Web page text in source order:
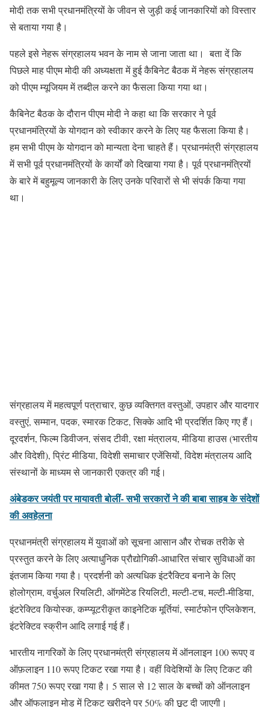
मोदी तक सभी प्रधानमंत्रियों के जीवन से जुड़ी कई जानकारियों को विस्तार
से बताया गया है।
पहले इसे नेहरू संग्रहालय भवन के नाम से जाना जाता था। बता दें कि
पिछले माह पीएम मोदी की अध्यक्षता में हुई कैबिनेट बैठक में नेहरू संग्रहालय
को पीएम म्यूजियम में तब्दील करने का फैसला किया गया था।
कैबिनेट बैठक के दौरान पीएम मोदी ने कहा था कि सरकार ने पूर्व
प्रधानमंत्रियों के योगदान को स्वीकार करने के लिए यह फैसला किया है।
हम सभी पीएम के योगदान को मान्यता देना चाहते हैं। प्रधानमंत्री संग्रहालय
में सभी पूर्व प्रधानमंत्रियों के कार्यों को दिखाया गया है। पूर्व प्रधानमंत्रियों
के बारे में बहुमूल्य जानकारी के लिए उनके परिवारों से भी संपर्क किया गया
था।
संग्रहालय में महत्वपूर्ण पत्राचार, कुछ व्यक्तिगत वस्तुओं, उपहार और यादगार
वस्तुएं, सम्मान, पदक, स्मारक टिकट, सिक्के आदि भी प्रदर्शित किए गए हैं।
दूरदर्शन, फिल्म डिवीजन, संसद टीवी, रक्षा मंत्रालय, मीडिया हाउस (भारतीय
और विदेशी), प्रिंट मीडिया, विदेशी समाचार एजेंसियों, विदेश मंत्रालय आदि
संस्थानों के माध्यम से जानकारी एकत्र की गई।
अंबेडकर जयंती पर मायावती बोलीं- सभी सरकारों ने की बाबा साहब के संदेशों
की अवहेलना
प्रधानमंत्री संग्रहालय में युवाओं को सूचना आसान और रोचक तरीके से
प्रस्तुत करने के लिए अत्याधुनिक प्रौद्योगिकी-आधारित संचार सुविधाओं का
इंतजाम किया गया है। प्रदर्शनी को अत्यधिक इंटरैक्टिव बनाने के लिए
होलोग्राम, वर्चुअल रियलिटी, ऑगमेंटेड रियलिटी, मल्टी-टच, मल्टी-मीडिया,
इंटरेक्टिव कियोस्क, कम्प्यूटरीकृत काइनेटिक मूर्तियां, स्मार्टफोन एप्लिकेशन,
इंटरेक्टिव स्क्रीन आदि लगाई गई हैं।
भारतीय नागरिकों के लिए प्रधानमंत्री संग्रहालय में ऑनलाइन 100 रूपए व
ऑफ़लाइन 110 रूपए टिकट रखा गया है। वहीं विदेशियों के लिए टिकट की
कीमत 750 रूपए रखा गया है। 5 साल से 12 साल के बच्चों को ऑनलाइन
और ऑफलाइन मोड में टिकट खरीदने पर 50% की छूट दी जाएगी।